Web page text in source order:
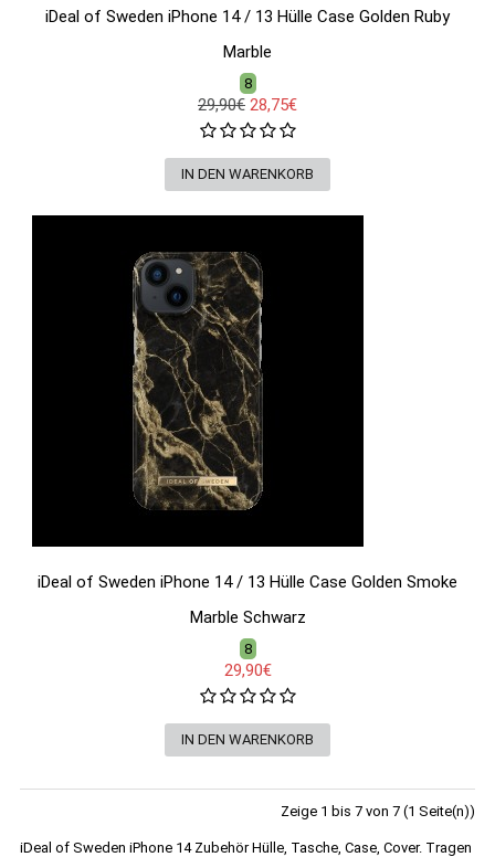
iDeal of Sweden iPhone 14 / 13 Hülle Case Golden Ruby
Marble
8
29,90€ 28,75€
iDeal of Sweden iPhone 14 / 13 Hülle Case Golden Smoke
Marble Schwarz
8
29,90€
Zeige 1 bis 7 von 7 (1 Seite(n))
iDeal of Sweden iPhone 14 Zubehör Hülle, Tasche, Case, Cover. Tragen